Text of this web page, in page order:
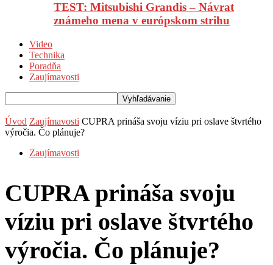
TEST: Mitsubishi Grandis – Návrat
známeho mena v európskom strihu
Video
Technika
Poradňa
Zaujímavosti
Úvod Zaujímavosti CUPRA prináša svoju víziu pri oslave štvrtého
výročia. Čo plánuje?
Zaujímavosti
CUPRA prináša svoju
víziu pri oslave štvrtého
výročia. Čo plánuje?